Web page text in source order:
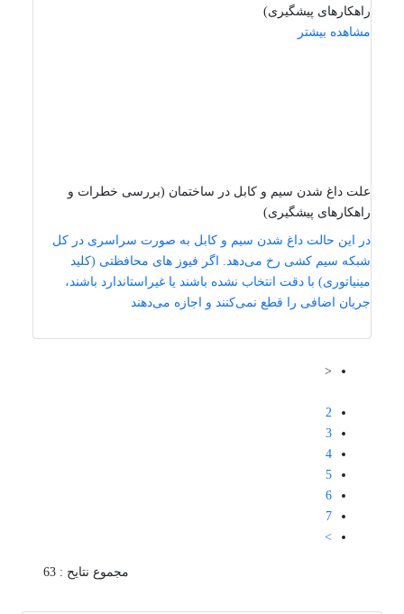
مشاهده بیشتر
علت داغ شدن سیم و کابل در ساختمان (بررسی خطرات و
راهکارهای پیشگیری)
در این حالت داغ شدن سیم و کابل به صورت سراسری در کل
شبکه سیم‌ کشی رخ می‌دهد. اگر فیوز های محافظتی (کلید
مینیاتوری) با دقت انتخاب نشده باشند یا غیراستاندارد باشند،
جریان اضافی را قطع نمی‌کنند و اجازه می‌دهند
<
2
3
4
5
6
7
>
مجموع نتایح : 63